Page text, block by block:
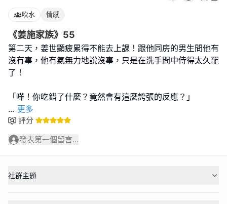
吹水 情感
《姜施家族》55
第二天，姜世顯疲累得不能去上課！跟他同房的男生問他有
沒有事，他有氣無力地說沒事，只是在洗手間中侍得太久罷
了！
... 更多
評分
發表第一個留言...
社群主題